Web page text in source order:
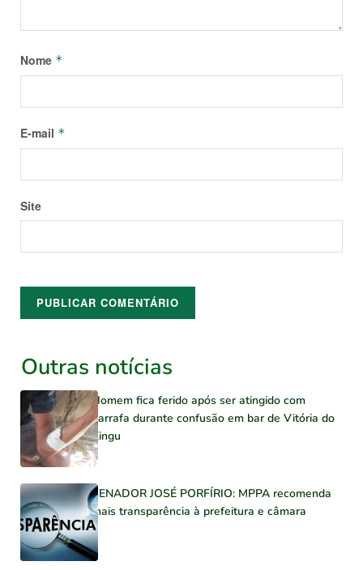
Nome *
E-mail *
Site
Outras notícias
Homem fica ferido após ser atingido com
garrafa durante confusão em bar de Vitória do
Xingu
SENADOR JOSÉ PORFÍRIO: MPPA recomenda
mais transparência à prefeitura e câmara